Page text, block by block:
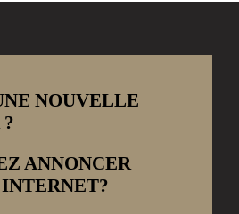
NOUVELLE
ANNONCER